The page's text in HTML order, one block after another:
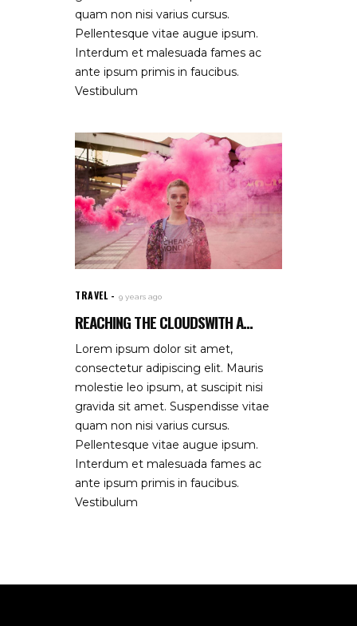
quam non nisi varius cursus.
Pellentesque vitae augue ipsum.
Interdum et malesuada fames ac
ante ipsum primis in faucibus.
Vestibulum
TRAVEL 9 years ago
REACHING THE CLOUDSWITH A...
Lorem ipsum dolor sit amet,
consectetur adipiscing elit. Mauris
molestie leo ipsum, at suscipit nisi
gravida sit amet. Suspendisse vitae
quam non nisi varius cursus.
Pellentesque vitae augue ipsum.
Interdum et malesuada fames ac
ante ipsum primis in faucibus.
Vestibulum